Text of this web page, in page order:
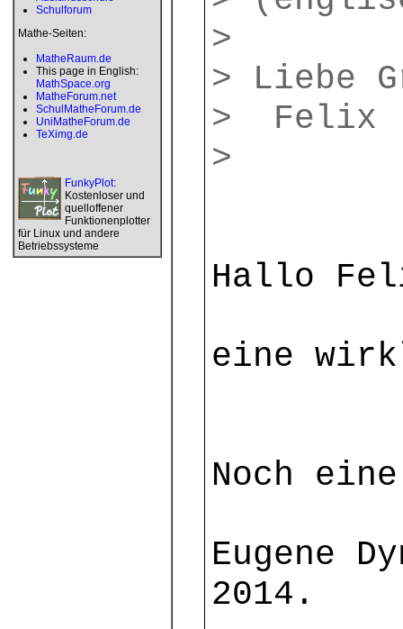
Schulforum
Mathe-Seiten:
MatheRaum.de
This page in English:
MathSpace.org
MatheForum.net
SchulMatheForum.de
UniMatheForum.de
TeXimg.de
FunkyPlot:
Kostenloser und
quelloffener
Funktionenplotter
für Linux und andere
Betriebssysteme
>
> Liebe
> Felix
>
Hallo
eine
Noch
Eugene
2014.